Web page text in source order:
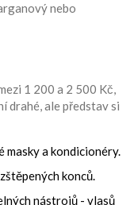
nebo
1 200 a 2 500 Kč,
drahé, ale představ si
masky a kondicionéry.
konců.
nástrojů - vlasů